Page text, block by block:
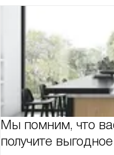
Мы помним, что
получите